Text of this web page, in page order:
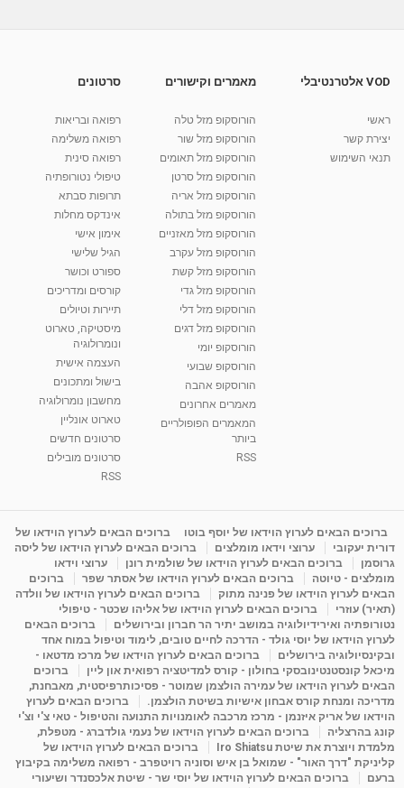
מאת vod-galit 9 שנים
10:17
קרין גורן - העוגה המתגלצ’ת ללא קמח
38.5k צפיות
01:37
יוסי שר - מתמחה בשיטת אלכסנדר וטאי צ'י
2,734 צפיות
01:46
רנה רז-גילו -טיפול אנרגטי ויעוץ רוחני - נומרולוגית
2,310 צפיות
05:37
סודות בתאריך הלידה, משמעות חודש הלידה -
ינואר זינה ליבשיץ נומרולוגית
ליסה גרוסמן - המרכז לאימון התנהגותי - קשב
09:12
מדיטציה בדמיון מודרך - היכרות עם האני הפנימי
מאת admin 11 שנים 3,644 צפיות
פנינה מתוק - מרכז "נתיב הלב" בהרצליה-
מדיטציה-התחדשות
Shahar-vod
VOD אלטרנטיבלי
ראשי
יצירת קשר
תנאי השימוש
מאמרים וקישורים
הורוסקופ מזל טלה
הורוסקופ מזל שור
הורוסקופ מזל תאומים
הורוסקופ מזל סרטן
הורוסקופ מזל אריה
הורוסקופ מזל בתולה
הורוסקופ מזל מאזניים
הורוסקופ מזל עקרב
הורוסקופ מזל קשת
הורוסקופ מזל גדי
הורוסקופ מזל דלי
הורוסקופ מזל דגים
הורוסקופ יומי
הורוסקופ שבועי
הורוסקופ אהבה
מאמרים אחרונים
המאמרים הפופולריים
ביותר
RSS
סרטונים
רפואה ובריאות
רפואה משלימה
רפואה סינית
טיפולי נטורופתיה
תרופות סבתא
אינדקס מחלות
אימון אישי
הגיל שלישי
ספורט וכושר
קורסים ומדריכים
תיירות וטיולים
מיסטיקה, טארוט
ונומרולוגיה
העצמה אישית
בישול ומתכונים
מחשבון נומרולוגיה
טארוט אונליין
סרטונים חדשים
סרטונים מובילים
RSS
ברוכים הבאים לערוץ הוידאו של יוסף בוטו
ברוכים הבאים לערוץ הוידאו של
דורית יעקובי
ערוצי וידאו מומלצים
ברוכים הבאים לערוץ הוידאו של ליסה
גרוסמן
ברוכים הבאים לערוץ הוידאו של שולמית רונן
ערוצי וידאו
מומלצים - טיוטה
ברוכים הבאים לערוץ הוידאו של אסתר שפר
ברוכים
הבאים לערוץ הוידאו של פנינה מתוק
ברוכים הבאים לערוץ הוידאו של וולדה
(תאיר) עוזרי
ברוכים הבאים לערוץ הוידאו של אליהו שכטר - טיפולי
נטורופתיה ואירידיולוגיה במושב יתיר הר חברון ובירושלים
ברוכים הבאים
לערוץ הוידאו של יוסי גולד - הדרכה לחיים טובים, לימוד וטיפול במוח אחד
ובקינסיולוגיה בירושלים
ברוכים הבאים לערוץ הוידאו של מרכז מדטאו -
מיכאל קונסטנטינובסקי בחולון - קורס למדיטציה רפואית און ליין
ברוכים
הבאים לערוץ הוידאו של עמירה הולצמן שמוטר - פסיכותרפיסטית, מאבחנת,
מדריכה ומנחת קורס אבחון אישיות בשיטת הולצמן.
ברוכים הבאים לערוץ
הוידאו של אריק איזנמן - מרכז מרכבה לאומנויות התנועה והטיפול - טאי צ'י וצ'י
קונג בהרצליה
ברוכים הבאים לערוץ הוידאו של נעמי גולדברג - מטפלת,
מלמדת ויוצרת את שיטת Iro Shiatsu
ברוכים הבאים לערוץ הוידאו של
קליניקת "דרך האור" - שמואל בן איש וסוניה רויטפרב - רפואה משלימה בקיבוץ
ברעם
ברוכים הבאים לערוץ הוידאו של יוסי שר - שיטת אלכסנדר ושיעורי